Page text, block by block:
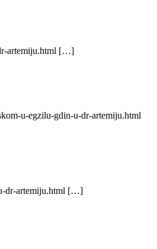
где га ни један…
владика се јавио за
artemiju.html […]
u-egzilu-gdin-u-dr-artemiju.html
dr-artemiju.html […]